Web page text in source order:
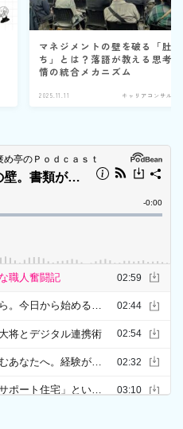
マネジメントの壁を破る「肚落
ち」とは？落語が教える思考
情の統合メカニズム
2025.11.11 キャリアコンサルタ